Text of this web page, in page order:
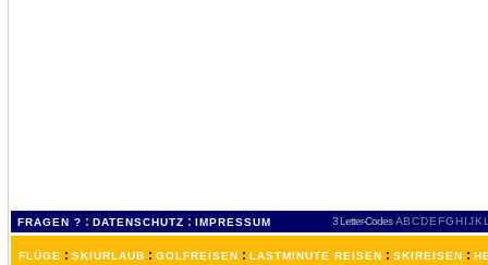
FRAGEN ? : DATENSCHUTZ : IMPRESSUM 3 Letter-Codes ABCDEFGH IJKL
FLÜGE : SKIURLAUB : GOLFREISEN : LASTMINUTE REISEN : SKIREISEN :